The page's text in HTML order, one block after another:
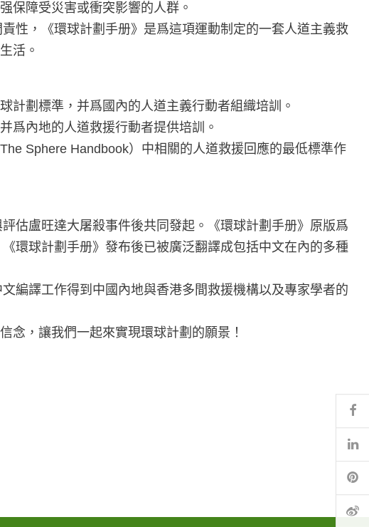
保障受災害或衝突影響的人群。
性，《環球計劃手册》是爲這項運動制定的一套人道主義救
活。
計劃標準，并爲國內的人道主義行動者組織培訓。
爲內地的人道救援行動者提供培訓。
Sphere Handbook）中相關的人道救援回應的最低標準作
估盧旺達大屠殺事件後共同發起。《環球計劃手册》原版爲
環球計劃手册》發布後已被廣泛翻譯成包括中文在內的多種
編譯工作得到中國內地與香港多間救援機構以及專家學者的
念，讓我們一起來實現環球計劃的願景！